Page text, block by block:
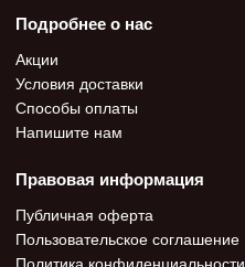
Подробнее о нас
Акции
Условия доставки
Способы оплаты
Напишите нам
Правовая информация
Публичная оферта
Пользовательское соглашение
Политика конфиденциальности